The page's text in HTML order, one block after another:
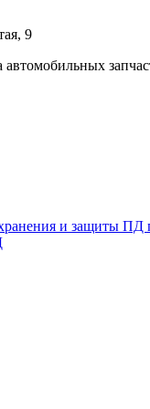
9
и защиты ПД